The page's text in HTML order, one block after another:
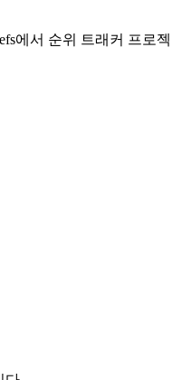
에서 순위 트래커 프로